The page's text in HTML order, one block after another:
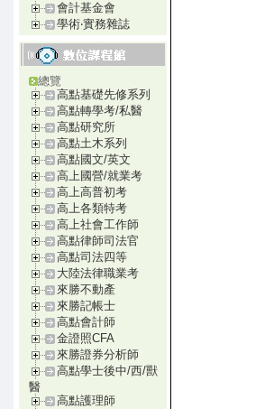
會計基金會
學術‧實務雜誌
總覽
高點基礎先修系列
高點轉學考/私醫
高點研究所
高點土木系列
高點國文/英文
高上國營/就業考
高上高普初考
高上各類特考
高上社會工作師
高點律師司法官
高點司法四等
大陸法律職業考
來勝不動產
來勝記帳士
高點會計師
金證照CFA
來勝證券分析師
高點學士後中/西/獸
醫
高點護理師